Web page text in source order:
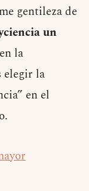
gentileza de
un
en la
elegir la
en el